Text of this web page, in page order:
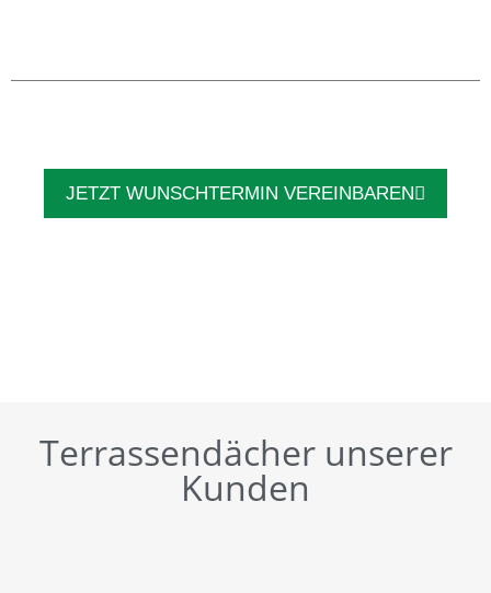
JETZT WUNSCHTERMIN VEREINBAREN
Terrassendächer unserer
Kunden